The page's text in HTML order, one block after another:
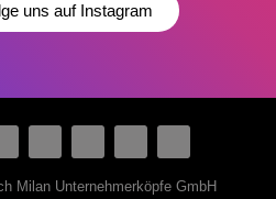
uns auf Instagram
Milan Unternehmerköpfe GmbH